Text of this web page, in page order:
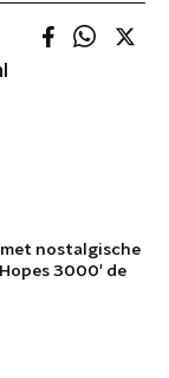
met nostalgische
3000' de